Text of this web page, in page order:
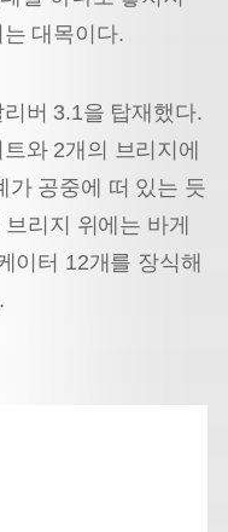
대목이다.
버 3.1을 탑재했다.
와 2개의 브리지에
가 공중에 떠 있는 듯
리지 위에는 바게
이터 12개를 장식해